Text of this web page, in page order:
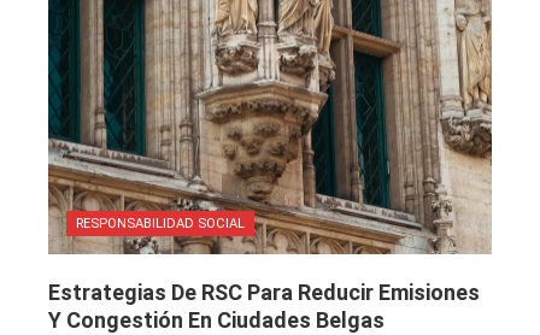
RESPONSABILIDAD SOCIAL
Estrategias De RSC Para Reducir Emisiones
Y Congestión En Ciudades Belgas